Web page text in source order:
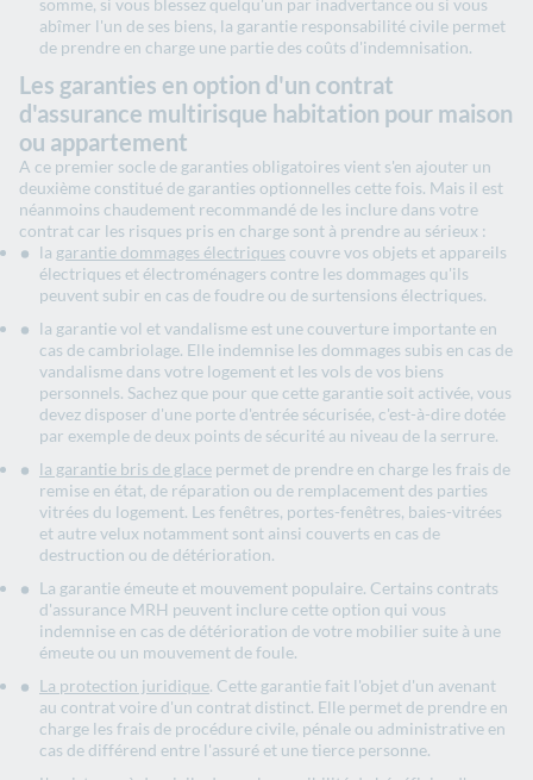
somme, si vous blessez quelqu'un par inadvertance ou si vous
abîmer l'un de ses biens, la garantie responsabilité civile permet
de prendre en charge une partie des coûts d'indemnisation.
Les garanties en option d'un contrat
d'assurance multirisque habitation pour maison
ou appartement
A ce premier socle de garanties obligatoires vient s'en ajouter un
deuxième constitué de garanties optionnelles cette fois. Mais il est
néanmoins chaudement recommandé de les inclure dans votre
contrat car les risques pris en charge sont à prendre au sérieux :
la garantie dommages électriques couvre vos objets et appareils
électriques et électroménagers contre les dommages qu'ils
peuvent subir en cas de foudre ou de surtensions électriques.
la garantie vol et vandalisme est une couverture importante en
cas de cambriolage. Elle indemnise les dommages subis en cas de
vandalisme dans votre logement et les vols de vos biens
personnels. Sachez que pour que cette garantie soit activée, vous
devez disposer d'une porte d'entrée sécurisée, c'est-à-dire dotée
par exemple de deux points de sécurité au niveau de la serrure.
la garantie bris de glace permet de prendre en charge les frais de
remise en état, de réparation ou de remplacement des parties
vitrées du logement. Les fenêtres, portes-fenêtres, baies-vitrées
et autre velux notamment sont ainsi couverts en cas de
destruction ou de détérioration.
La garantie émeute et mouvement populaire. Certains contrats
d'assurance MRH peuvent inclure cette option qui vous
indemnise en cas de détérioration de votre mobilier suite à une
émeute ou un mouvement de foule.
La protection juridique. Cette garantie fait l'objet d'un avenant
au contrat voire d'un contrat distinct. Elle permet de prendre en
charge les frais de procédure civile, pénale ou administrative en
cas de différend entre l'assuré et une tierce personne.